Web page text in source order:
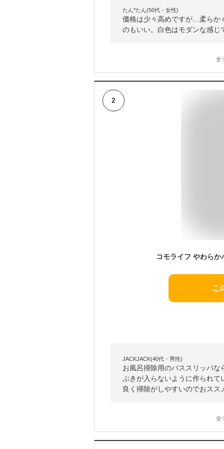
たん*たん(50代・女性)
価格は少々高めですが…柔らか
のもいい。白色はモダンな感じ
全
2
こ
JACKJACK(40代・男性)
お風呂掃除用のバススリッパ
ぶきが入らないように作られ
良く掃除がしやすいのでおスス
全